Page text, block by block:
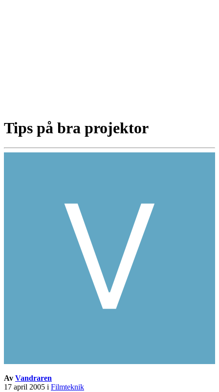
Tips på bra projektor
Av Vandraren
17 april 2005 i Filmteknik